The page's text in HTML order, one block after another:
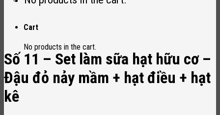
Cart
No products in the cart.
Số 11 – Set làm sữa hạt hữu cơ –
Đậu đỏ nảy mầm + hạt điều + hạt
kê